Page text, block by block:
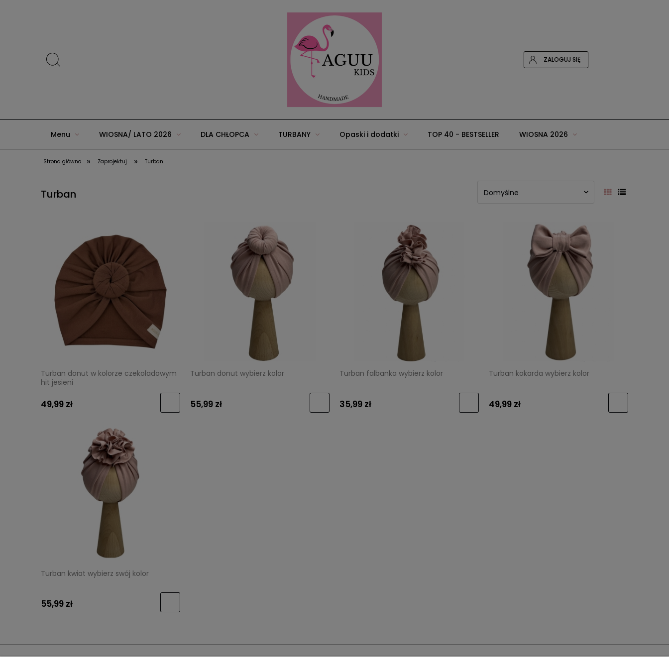
ZALOGUJ SIĘ
Menu WIOSNA/ LATO 2026 DLA CHŁOPCA TURBANY Opaski i dodatki TOP 40 - BESTSELLER WIOSNA 2026
ZIMA 2025 w AGUU KIDS
Strona główna » Zaprojektuj » Turban
Turban
Turban donut w kolorze czekoladowym
hit jesieni
49,99 zł
Turban donut wybierz kolor
55,99 zł
Turban falbanka wybierz kolor
35,99 zł
Turban kokarda wybierz kolor
49,99 zł
Turban kwiat wybierz swój kolor
55,99 zł